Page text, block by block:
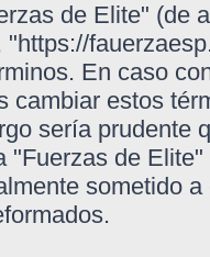
de Elite" (de
"https://
En caso
cambiar estos
sería prudente
"Fuerzas de
sometido